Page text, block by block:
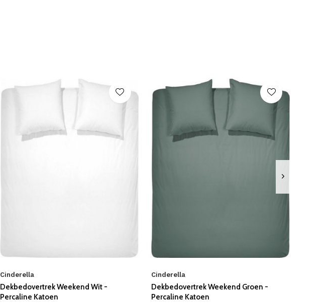
Cinderella
Dekbedovertrek Weekend Wit -
Percaline Katoen
Cinderella
Dekbedovertrek Weekend Groen -
Percaline Katoen